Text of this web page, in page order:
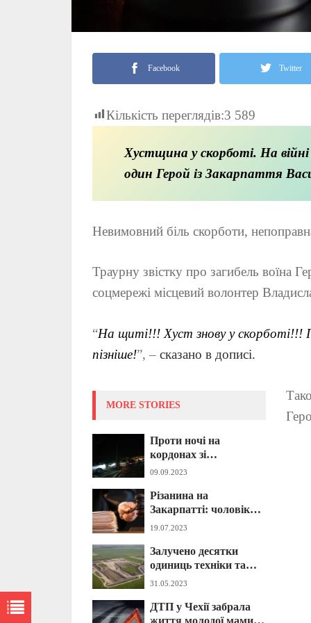
Facebook Twitter
Кількість переглядів:3 589
Хустщина у скорботі. На
один Герой із Закарпаття
Невимовний біль скорботи,
Траурну звістку про загибель воїна
соцмережі місцевий волонтер
“На щиті!!! Хуст знову у скорботі!!!
пізніше!”, – сказано в дописі.
MORE STORIES
Проти ночі на
кордонах зі
Словаччиною та
Закарпатті фіксують
значні черги
09.09.2023
Різанина на
Закарпатті: чоловік
напав з ножем на
вирок
19.07.2023
Залучено десятки
одиниць техніки та
працівників: на
масштабне
31.05.2023
ДТП у Чехії забрала